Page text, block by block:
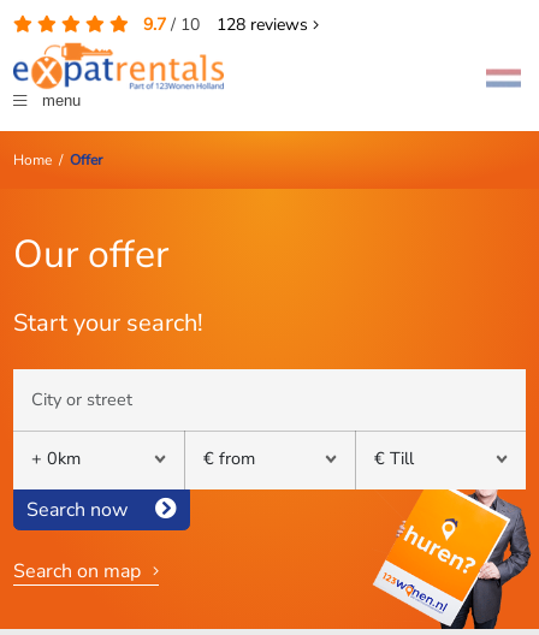
9.7/ 10 128reviews
menu
Home/ Offer
Our offer
Start your search!
Search now
Search on map